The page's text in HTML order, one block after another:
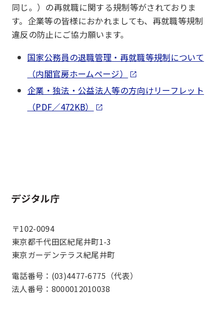
同じ。）の再就職に関する規制等がされておりま
す。企業等の皆様におかれましても、再就職等規制
違反の防止にご協力願います。
国家公務員の退職管理・再就職等規制について
（内閣官房ホームページ）
企業・独法・公益法人等の方向けリーフレット
（PDF／472KB）
ホーム
〒102-0094
東京都千代田区紀尾井町1-3
東京ガーデンテラス紀尾井町
電話番号：(03)4477-6775（代表）
法人番号：8000012010038